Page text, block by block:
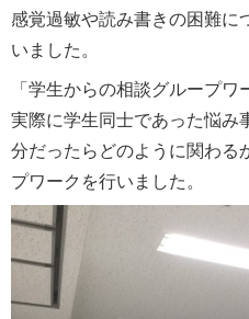
感覚過敏や読み書きの困難に
いました。
「学生からの相談グループワ
実際に学生同士であった悩み
分だったらどのように関わる
プワークを行いました。